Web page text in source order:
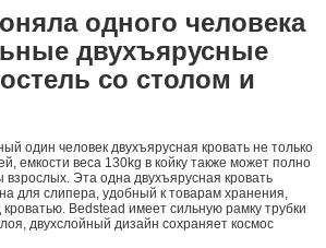
одного человека
двухъярусные
со столом и
один человек двухъярусная кровать не только
емкости веса 130kg в койку также может полно
взрослых. Эта одна двухъярусная кровать
для слипера, удобный к товарам хранения,
Bedstead имеет сильную рамку трубки
двухслойный дизайн сохраняет космос